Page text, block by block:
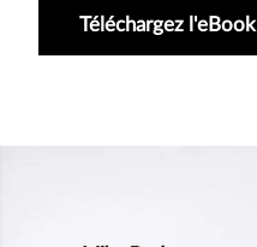
Téléchargez l'eBook